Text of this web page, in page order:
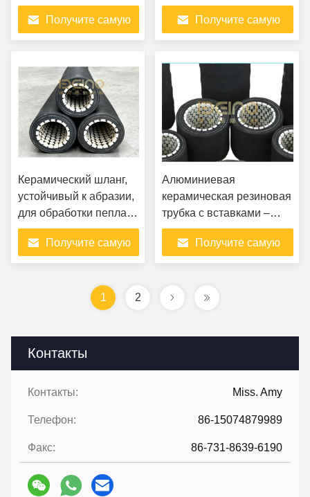
Контакты
Контакты: Miss. Amy
Телефон: 86-15074879989
Факс: 86-731-8639-6190
в электростанциях
Получите самую
сталелитейных заводах
Получите самую
Керамический шланг,
устойчивый к абразии,
для обработки пепла
электростанций
Получите самую
Алюминиевая
керамическая резиновая
трубка с вставками –
износостойкая и гибкая
Получите самую
1 2